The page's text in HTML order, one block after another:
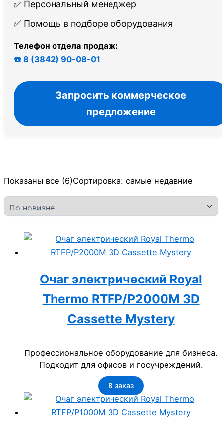
✅ Персональный менеджер
✅ Помощь в подборе оборудования
Телефон отдела продаж:
☎️ 8 (3842) 90-08-01
Запросить коммерческое
предложение
Показаны все (6)Сортировка: самые недавние
Очаг электрический Royal
Thermo RTFP/P2000M 3D
Cassette Mystery
Профессиональное оборудование для бизнеса.
Подходит для офисов и госучреждений.
В заказ